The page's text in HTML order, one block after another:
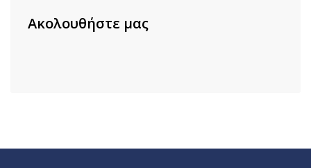
Ακολουθήστε μας